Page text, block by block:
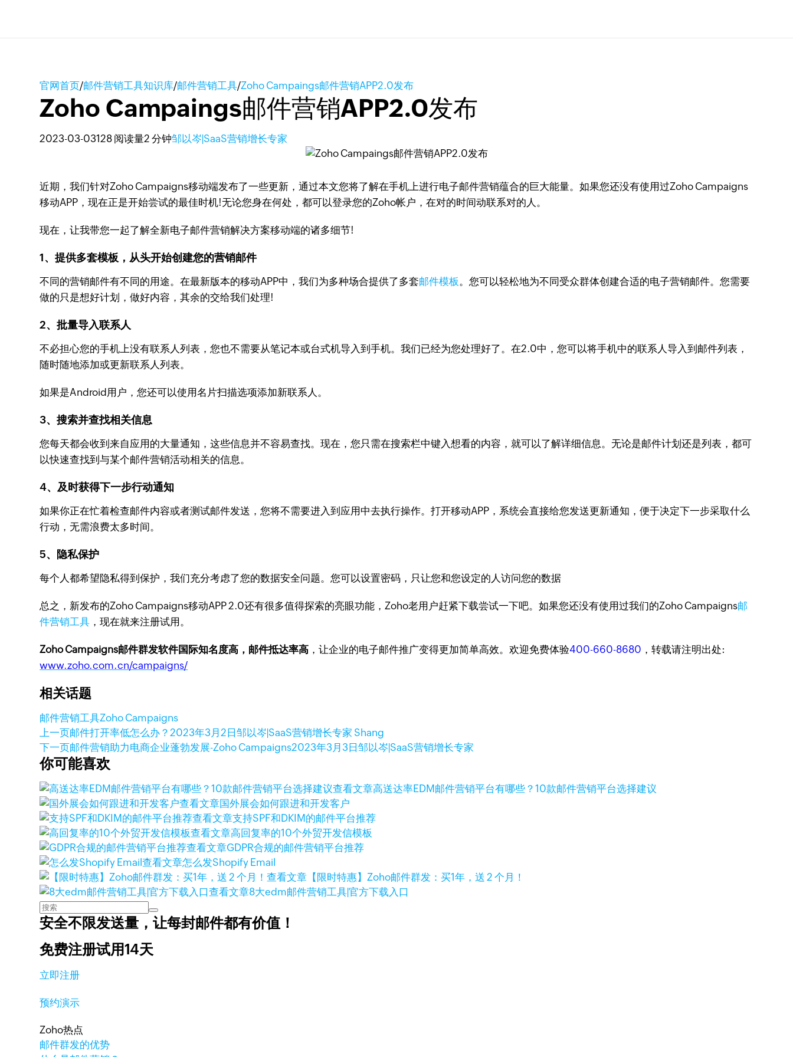
官网首页/邮件营销工具知识库/邮件营销工具/Zoho Campaings邮件营销APP2.0发布
Zoho Campaings邮件营销APP2.0发布
2023-03-03128 阅读量2 分钟邹以岑|SaaS营销增长专家
近期，我们针对Zoho Campaigns移动端发布了一些更新，通过本文您将了解在手机上进行电子邮件营销蕴合的巨大能量。如果您还没有使用过Zoho Campaigns
移动APP，现在正是开始尝试的最佳时机!无论您身在何处，都可以登录您的Zoho帐户，在对的时间动联系对的人。
现在，让我带您一起了解全新电子邮件营销解决方案移动端的诸多细节!
1、提供多套模板，从头开始创建您的营销邮件
不同的营销邮件有不同的用途。在最新版本的移动APP中，我们为多种场合提供了多套邮件模板。您可以轻松地为不同受众群体创建合适的电子营销邮件。您需要
做的只是想好计划，做好内容，其余的交给我们处理!
2、批量导入联系人
不必担心您的手机上没有联系人列表，您也不需要从笔记本或台式机导入到手机。我们已经为您处理好了。在2.0中，您可以将手机中的联系人导入到邮件列表，
随时随地添加或更新联系人列表。
如果是Android用户，您还可以使用名片扫描选项添加新联系人。
3、搜索并查找相关信息
您每天都会收到来自应用的大量通知，这些信息并不容易查找。现在，您只需在搜索栏中键入想看的内容，就可以了解详细信息。无论是邮件计划还是列表，都可
以快速查找到与某个邮件营销活动相关的信息。
4、及时获得下一步行动通知
如果你正在忙着检查邮件内容或者测试邮件发送，您将不需要进入到应用中去执行操作。打开移动APP，系统会直接给您发送更新通知，便于决定下一步采取什么
行动，无需浪费太多时间。
5、隐私保护
每个人都希望隐私得到保护，我们充分考虑了您的数据安全问题。您可以设置密码，只让您和您设定的人访问您的数据
总之，新发布的Zoho Campaigns移动APP 2.0还有很多值得探索的亮眼功能，Zoho老用户赶紧下载尝试一下吧。如果您还没有使用过我们的Zoho Campaigns邮
件营销工具 ，现在就来注册试用。
Zoho Campaigns邮件群发软件国际知名度高，邮件抵达率高 ，让企业的电子邮件推广变得更加简单高效。欢迎免费体验400-660-8680 ，转载请注明出处:
www.zoho.com.cn/campaigns/
相关话题
邮件营销工具Zoho Campaigns
上一页邮件打开率低怎么办？2023年3月2日邹以岑|SaaS营销增长专家 Shang
下一页邮件营销助力电商企业蓬勃发展-Zoho Campaigns2023年3月3日邹以岑|SaaS营销增长专家
你可能喜欢
查看文章高送达率EDM邮件营销平台有哪些？10款邮件营销平台选择建议
查看文章国外展会如何跟进和开发客户
查看文章支持SPF和DKIM的邮件平台推荐
查看文章高回复率的10个外贸开发信模板
查看文章GDPR合规的邮件营销平台推荐
查看文章怎么发Shopify Email
查看文章 【限时特惠】Zoho邮件群发：买1年，送 2 个月！
查看文章8大edm邮件营销工具|官方下载入口
安全不限发送量，让每封邮件都有价值！
免费注册试用14天
立即注册
预约演示
Zoho热点
邮件群发的优势